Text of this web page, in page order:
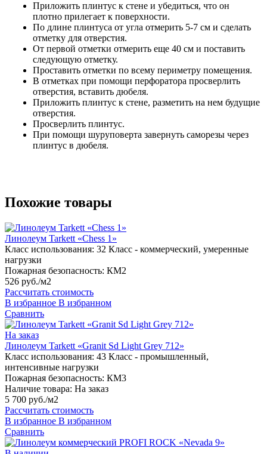
Приложить плинтус к стене и убедиться, что он
плотно прилегает к поверхности.
По длине плинтуса от угла отмерить 5-7 см и сделать
отметку для отверстия.
От первой отметки отмерить еще 40 см и поставить
следующую отметку.
Проставить отметки по всему периметру помещения.
В отметках при помощи перфоратора просверлить
отверстия, вставить дюбеля.
Приложить плинтус к стене, разметить на нем будущие
отверстия.
Просверлить плинтус.
При помощи шуруповерта завернуть саморезы через
плинтус в дюбеля.
Похожие товары
Линолеум Tarkett «Chess 1»
Класс использования: 32 Класс - коммерческий, умеренные
нагрузки
Пожарная безопасность: КМ2
526 руб./м2
Рассчитать стоимость
В избранное В избранном
Сравнить
На заказ
Линолеум Tarkett «Granit Sd Light Grey 712»
Класс использования: 43 Класс - промышленный,
интенсивные нагрузки
Пожарная безопасность: КМ3
Наличие товара: На заказ
5 700 руб./м2
Рассчитать стоимость
В избранное В избранном
Сравнить